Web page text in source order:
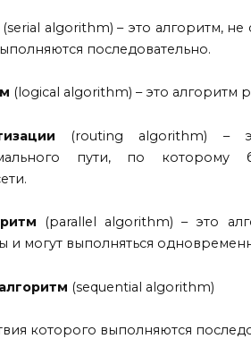
(serial algorithm) – это алгоритм,
последовательно.
(logical algorithm) – это алгоритм
(routing algorithm) –
пути, по которому
(parallel algorithm) – это
и могут выполняться
(sequential algorithm)
которого выполняются